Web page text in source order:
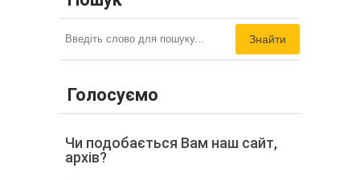
Знайти
Голосуємо
Чи подобається Вам наш сайт,
архів?